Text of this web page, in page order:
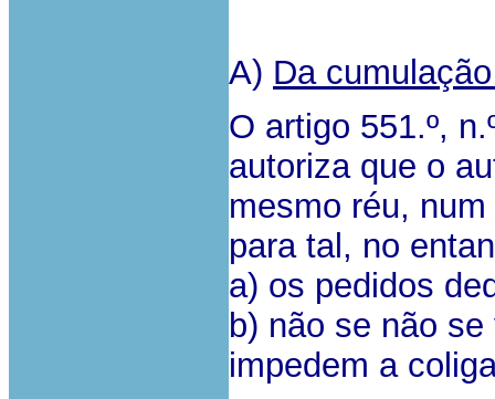
A) Da
O artigo 551.º,
autoriza que o
mesmo réu,
para tal, no
a) os pedidos
b) não se não
impedem a